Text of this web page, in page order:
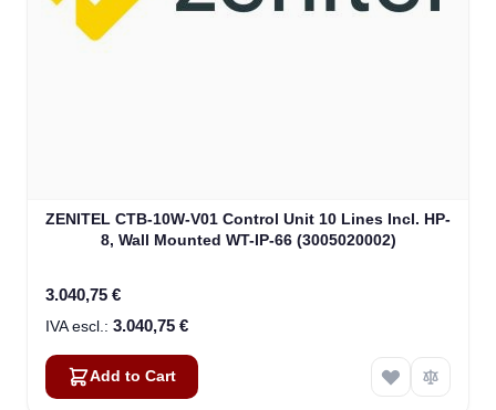
ZENITEL CTB-10W-V01 Control Unit 10 Lines Incl. HP-
8, Wall Mounted WT-IP-66 (3005020002)
3.040,75 €
3.040,75 €
Add to Cart